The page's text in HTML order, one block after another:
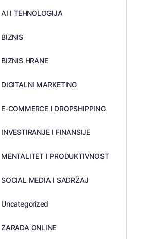
AI I TEHNOLOGIJA
BIZNIS
BIZNIS HRANE
DIGITALNI MARKETING
E-COMMERCE I DROPSHIPPING
INVESTIRANJE I FINANSIJE
MENTALITET I PRODUKTIVNOST
SOCIAL MEDIA I SADRŽAJ
Uncategorized
ZARADA ONLINE